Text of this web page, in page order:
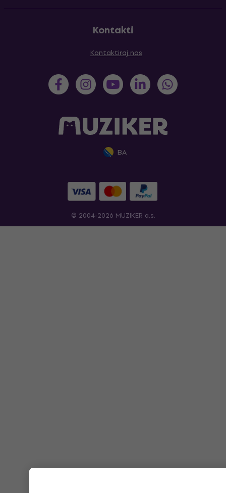
Kontakti
Kontaktiraj nas
BA
© 2004-2026 MUZIKER a.s.